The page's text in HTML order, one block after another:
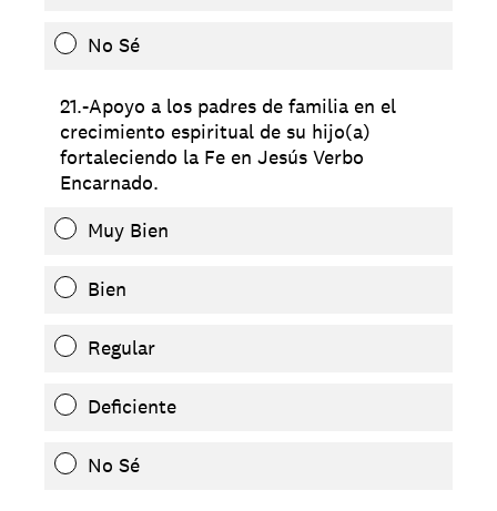
No Sé
21.-Apoyo a los padres de familia en el
crecimiento espiritual de su hijo(a)
fortaleciendo la Fe en Jesús Verbo
Encarnado.
Muy Bien
Bien
Regular
Deficiente
No Sé